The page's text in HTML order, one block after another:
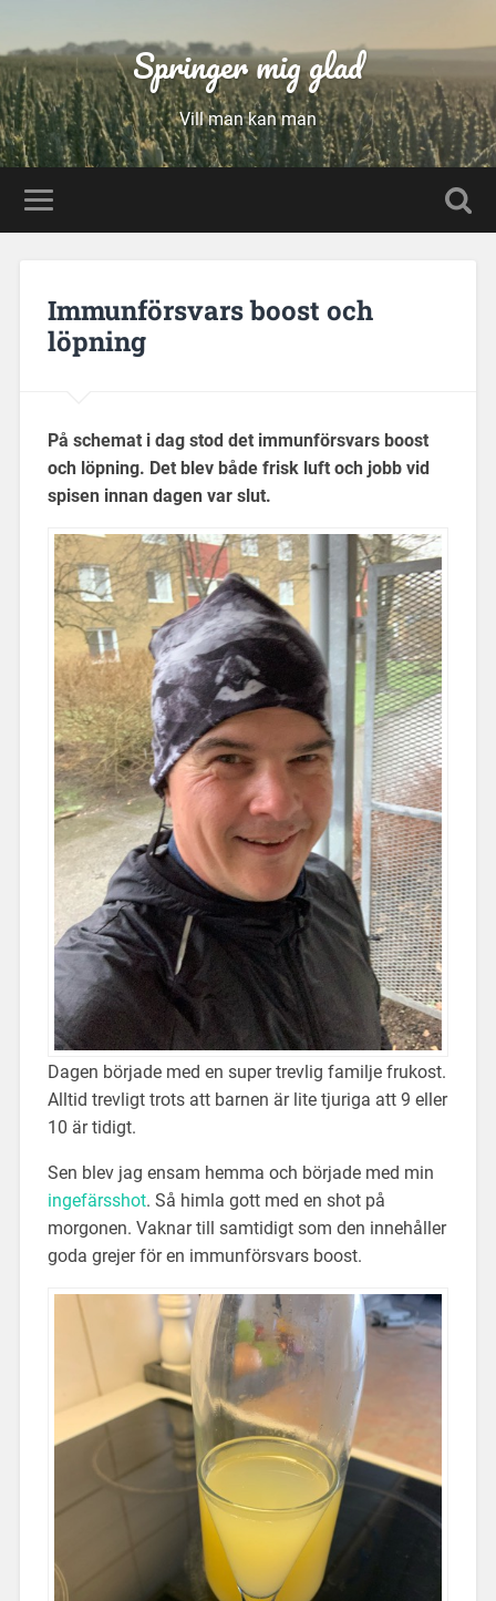
Springer mig glad
Vill man kan man
Immunförsvars boost och
löpning
På schemat i dag stod det immunförsvars boost
och löpning. Det blev både frisk luft och jobb vid
spisen innan dagen var slut.
Dagen började med en super trevlig familje frukost.
Alltid trevligt trots att barnen är lite tjuriga att 9 eller
10 är tidigt.
Sen blev jag ensam hemma och började med min
ingefärsshot. Så himla gott med en shot på
morgonen. Vaknar till samtidigt som den innehåller
goda grejer för en immunförsvars boost.